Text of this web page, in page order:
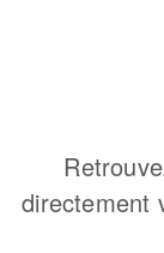
directement